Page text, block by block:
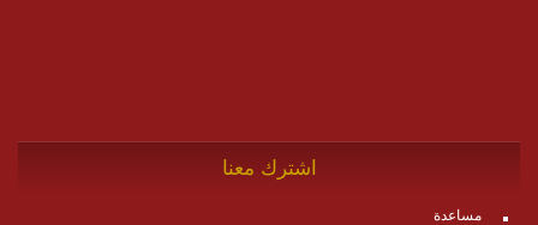
اشترك معنا
مساعدة